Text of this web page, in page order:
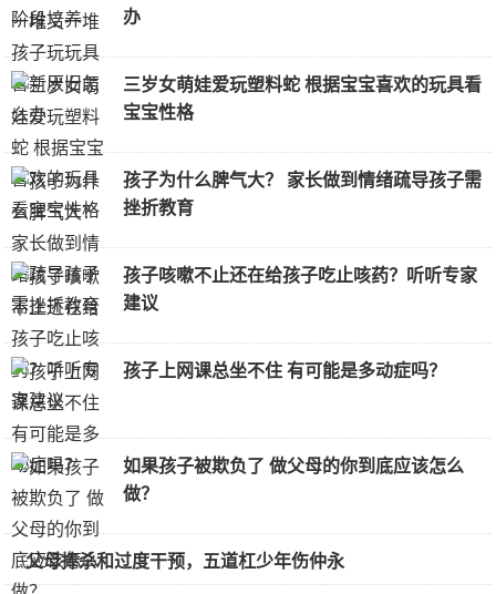
办
三岁女萌娃爱玩塑料蛇 根据宝宝喜欢的玩具看
宝宝性格
孩子为什么脾气大？ 家长做到情绪疏导孩子需
挫折教育
孩子咳嗽不止还在给孩子吃止咳药？听听专家
建议
孩子上网课总坐不住 有可能是多动症吗？
如果孩子被欺负了 做父母的你到底应该怎么
做？
父母捧杀和过度干预，五道杠少年伤仲永